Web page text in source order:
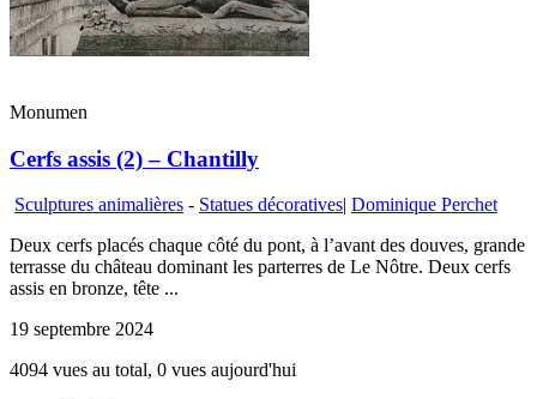
Monumen
Cerfs assis (2) – Chantilly
Sculptures animalières - Statues décoratives| Dominique Perchet
Deux cerfs placés chaque côté du pont, à l’avant des douves, grande
terrasse du château dominant les parterres de Le Nôtre. Deux cerfs
assis en bronze, tête ...
19 septembre 2024
4094 vues au total, 0 vues aujourd'hui